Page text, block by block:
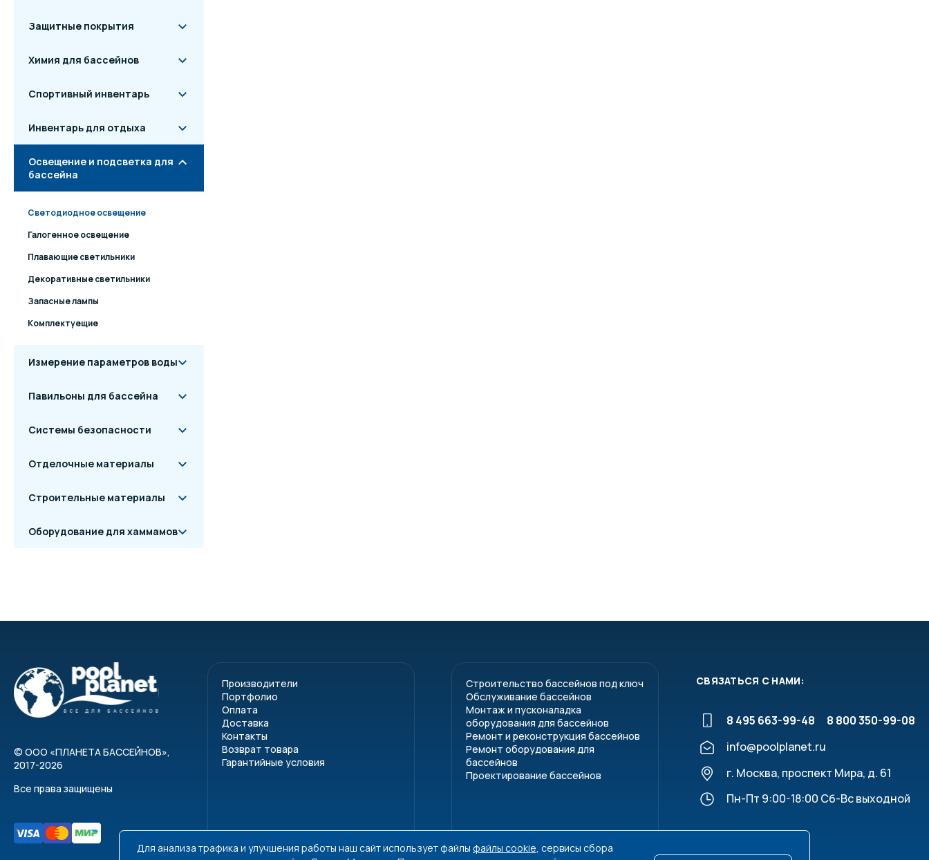
Защитные покрытия
Химия для бассейнов
Спортивный инвентарь
Инвентарь для отдыха
Освещение и подсветка для
бассейна
Светодиодное освещение
Галогенное освещение
Плавающие светильники
Декоративные светильники
Запасные лампы
Комплектуещие
Измерение параметров воды
Павильоны для бассейна
Системы безопасности
Отделочные материалы
Строительные материалы
Оборудование для хаммамов
© ООО «ПЛАНЕТА БАССЕЙНОВ»,
2017-2026
Все права защищены
Производители
Портфолио
Оплата
Доставка
Контакты
Возврат товара
Гарантийные условия
Строительство бассейнов под ключ
Обслуживание бассейнов
Монтаж и пусконаладка
оборудования для бассейнов
Ремонт и реконструкция бассейнов
Ремонт оборудования для
бассейнов
Проектирование бассейнов
СВЯЗАТЬСЯ С НАМИ:
8 495 663-99-48
8 800 350-99-08
info@poolplanet.ru
г. Москва, проспект Мира, д. 61
Пн-Пт 9:00-18:00 Сб-Вс выходной
Для анализа трафика и улучшения работы наш сайт использует файлы файлы cookie, сервисы сбора